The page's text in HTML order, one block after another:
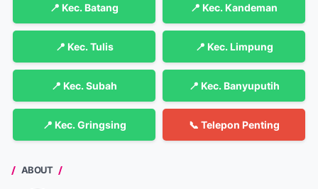
📍 Kec. Batang 📍 Kec. Kandeman
📍 Kec. Tulis 📍 Kec. Limpung
📍 Kec. Subah 📍 Kec. Banyuputih
📍 Kec. Gringsing 📞 Telepon Penting
ABOUT